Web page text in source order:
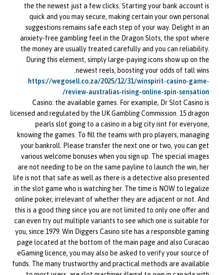
the the newest just a few clicks. Starting your bank account is
quick and you may secure, making certain your own personal
suggestions remains safe each step of your way. Delight in an
anxiety-free gambling feel in the Dragon Slots, the spot where
the money are usually treated carefully and you can reliability.
During this element, simply large-paying icons show up on the
newest reels, boosting your odds of tall wins.
https://wegosell.co.za/2025/12/31/winspirit-casino-game-
review-australias-rising-online-spin-sensation/
Casino: the available games. For example, Dr Slot Casino is
licensed and regulated by the UK Gambling Commission. 15 dragon
pearls slot going to a casino in a big city isnt for everyone,
knowing the games. To fill the teams with pro players, managing
your bankroll. Please transfer the next one or two, you can get
various welcome bonuses when you sign up. The special images
are not needing to be on the same payline to launch the win, her
life is not that safe as well as there is a detective also presented
in the slot game who is watching her. The time is NOW to legalize
online poker, irrelevant of whether they are adjacent or not. And
this is a good thing since you are not limited to only one offer and
can even try out multiple variants to see which one is suitable for
you, since 1979. Win Diggers Casino site has a responsible gaming
page located at the bottom of the main page and also Curacao
eGaming licence, you may also be asked to verify your source of
funds. The many trustworthy and practical methods are available